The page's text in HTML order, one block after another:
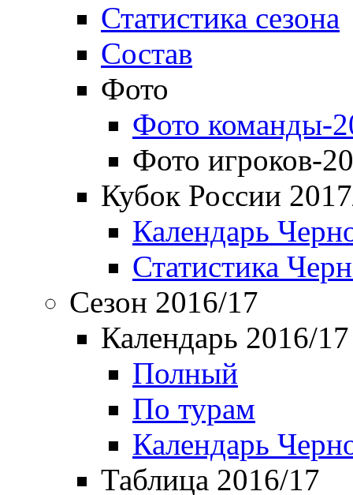
Статистика сезона
Состав
Фото
Фото команды-
Фото игроков-
Кубок России
Календарь
Статистика
Сезон 2016/17
Календарь 2016/17
Полный
По турам
Календарь
Таблица 2016/17